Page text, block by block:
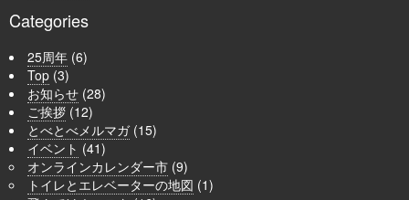
Categories
25周年 (6)
Top (3)
お知らせ (28)
ご挨拶 (12)
とべとべメルマガ(15)
イベント (41)
オンラインカレンダー市 (9)
トイレとエレベーターの地図 (1)